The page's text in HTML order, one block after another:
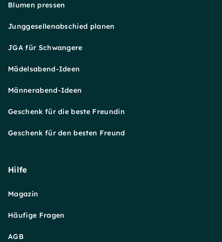
Blumen pressen
Junggesellenabschied planen
JGA für Schwangere
Mädelsabend-Ideen
Männerabend-Ideen
Geschenk für die beste Freundin
Geschenk für den besten Freund
Hilfe
Magazin
Häufige Fragen
AGB